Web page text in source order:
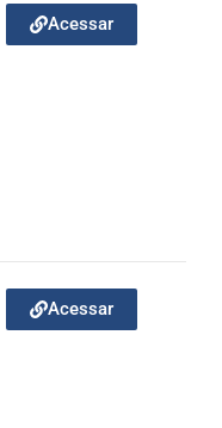
Acessar
Acessar